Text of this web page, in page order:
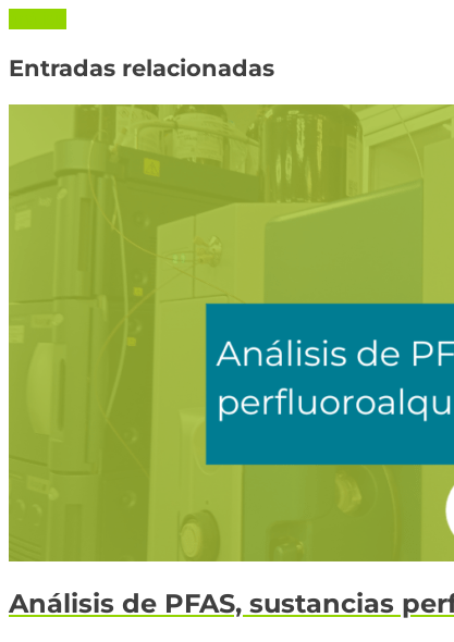
Entradas relacionadas
Análisis de PFAS, sustancias